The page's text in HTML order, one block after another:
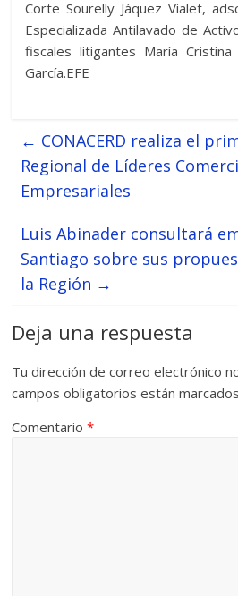
Corte Sourelly Jáquez Vialet,
Especializada Antilavado de
fiscales litigantes María
García.EFE
← CONACERD realiza el
Regional de Líderes
Empresariales
Luis Abinader consultará
Santiago sobre sus
la Región →
Deja una respuesta
Tu dirección de correo electrónico
campos obligatorios están
Comentario*